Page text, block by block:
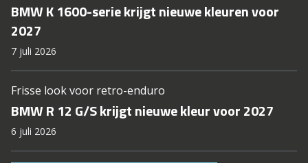
BMW K 1600-serie krijgt nieuwe kleuren voor
2027
7 juli 2026
Frisse look voor retro-enduro
BMW R 12 G/S krijgt nieuwe kleur voor 2027
6 juli 2026